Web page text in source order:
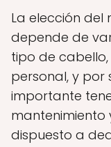
La elección del
depende de
tipo de
personal, y por
importante
mantenimiento
dispuesto a